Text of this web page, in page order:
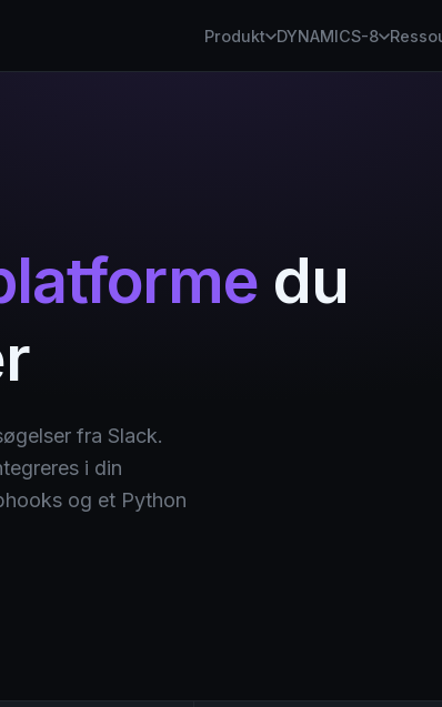
Produkt DYNAMICS-8
du
fra Slack.
i din
og et Python